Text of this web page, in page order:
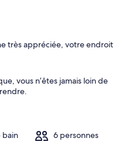
très appréciée, votre endroit
vous n’êtes jamais loin de
bain 6 personnes